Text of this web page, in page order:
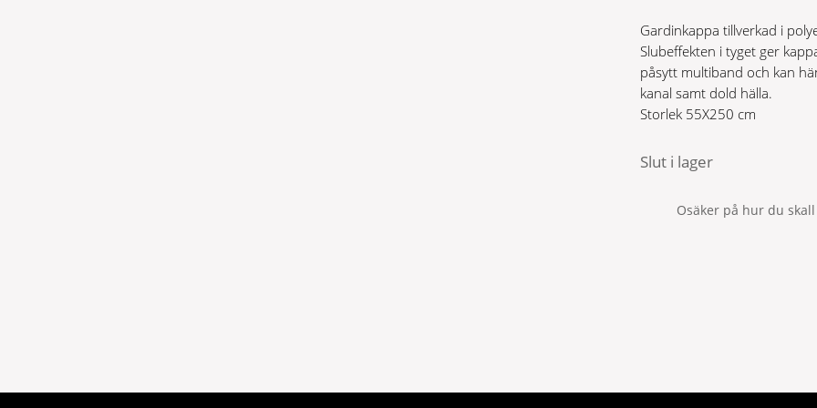
Gardinkappa tillverkad i
Slubeffekten i tyget ger
påsytt multiband och kan
kanal samt dold hälla.
Storlek 55X250 cm
Slut i lager
Osäker på hur du